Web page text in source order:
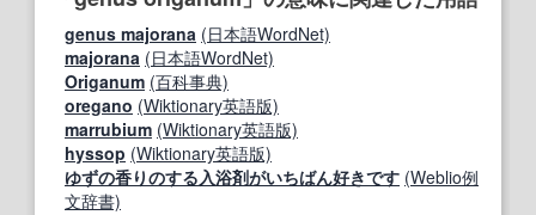
genus majorana (日本語WordNet)
majorana (日本語WordNet)
Origanum (百科事典)
oregano (Wiktionary英語版)
marrubium (Wiktionary英語版)
hyssop (Wiktionary英語版)
ゆずの香りのする入浴剤がいちばん好きです (Weblio例
文辞書)